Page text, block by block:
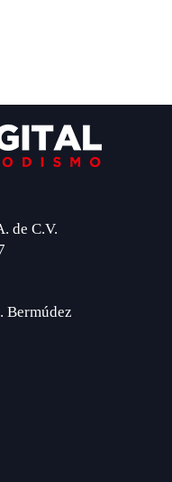
de C.V.
Bermúdez